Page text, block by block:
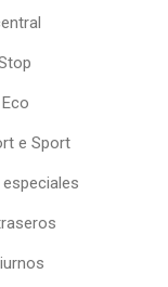
e Sport
especiales